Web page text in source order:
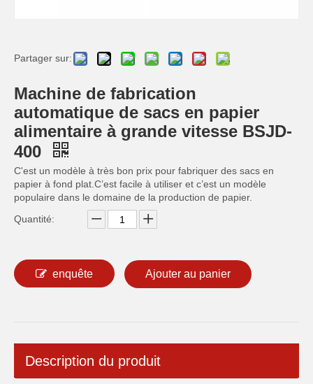
Partager sur:
Machine de fabrication
automatique de sacs en papier
alimentaire à grande vitesse BSJD-
400
C'est un modèle à très bon prix pour fabriquer des sacs en
papier à fond plat.C’est facile à utiliser et c’est un modèle
populaire dans le domaine de la production de papier.
Quantité:
enquête Ajouter au panier
Description du produit